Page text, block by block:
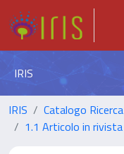
IRIS
IRIS Catalogo Ricerca
1.1 Articolo in rivista